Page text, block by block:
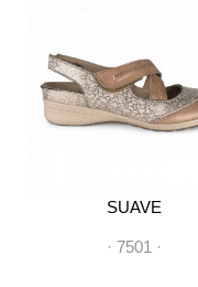
SUAVE
· 7501 ·